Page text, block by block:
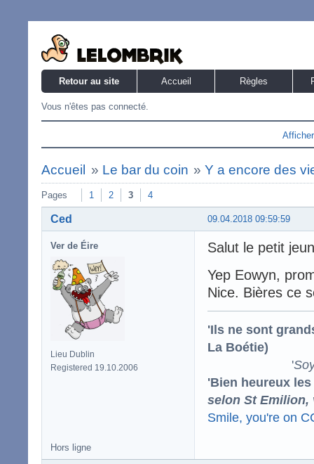
Retour au site Accueil Règles
Vous n'êtes pas connecté.
Accueil » Le bar du coin »Y a encore des
Pages 1 2 3 4
09.04.2018 09:59:59
Ced
Ver de Éire
Lieu Dublin
Registered 19.10.2006
Salut le petit
Yep Eowyn,
Nice. Bières ce
'Ils ne sont
La Boétie)
'
'Bien heureux
selon St Emilion,
Smile, you're on
Hors ligne